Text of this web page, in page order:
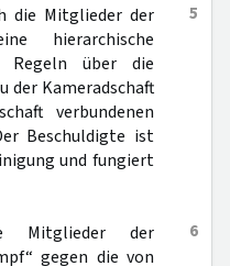
5
die Mitglieder der
hierarchische
Regeln über die
der Kameradschaft
verbundenen
Beschuldigte ist
und fungiert
6
Mitglieder der
gegen die von